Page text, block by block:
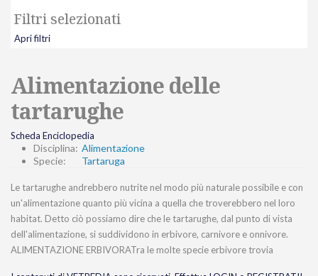
Filtri selezionati
Apri filtri
Alimentazione delle
tartarughe
Scheda Enciclopedia
Disciplina: Alimentazione
Specie:
Tartaruga
Le tartarughe andrebbero nutrite nel modo più naturale possibile e con
un'alimentazione quanto più vicina a quella che troverebbero nel loro
habitat. Detto ciò possiamo dire che le tartarughe, dal punto di vista
dell'alimentazione, si suddividono in erbivore, carnivore e onnivore.
ALIMENTAZIONE ERBIVORATra le molte specie erbivore trovia